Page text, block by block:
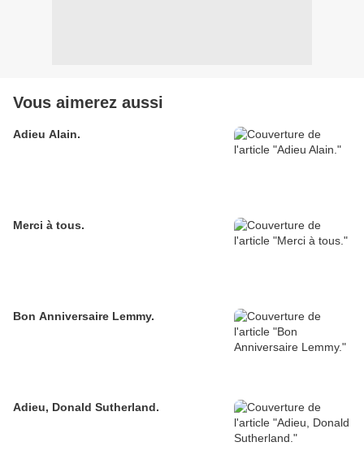
Vous aimerez aussi
Adieu Alain.
Merci à tous.
Bon Anniversaire Lemmy.
Adieu, Donald Sutherland.